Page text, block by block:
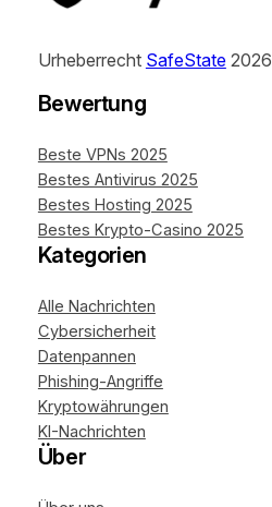
Urheberrecht SafeState2026
Bewertung
Beste VPNs 2025
Bestes Antivirus 2025
Bestes Hosting 2025
Bestes Krypto-Casino 2025
Kategorien
Alle Nachrichten
Cybersicherheit
Datenpannen
Phishing-Angriffe
Kryptowährungen
KI-Nachrichten
Über